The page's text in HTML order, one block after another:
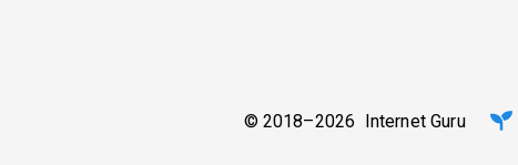
© 2018–2026 Internet Guru